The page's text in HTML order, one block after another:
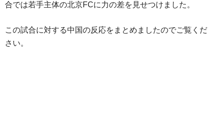
合では若手主体の北京FCに力の差を見せつけました。
この試合に対する中国の反応をまとめましたのでご覧くだ
さい。